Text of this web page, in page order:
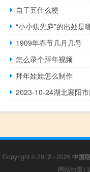
自干五什么梗
“小小焦先庐”的出处是
1909年春节几月几号
怎么录个拜年视频
拜年娃娃怎么制作
2023-10-24湖北襄阳
Copyright © 2012 - 2026 中国
网站地图 |